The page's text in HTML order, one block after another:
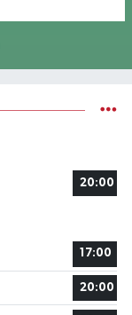
20:00
17:00
20:00